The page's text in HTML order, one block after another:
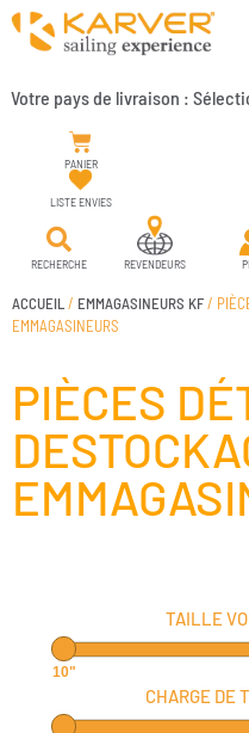
Votre pays de livraison :
PANIER
LISTE ENVIES
RECHERCHE REVENDEURS
ACCUEIL / EMMAGASINEURS KF/
EMMAGASINEURS
PIÈCES
TAILLE
10"
CHARGE DE